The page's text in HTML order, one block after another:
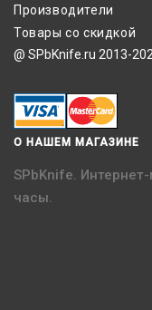
Производители
Товары со скидкой
@ SPbKnife.ru 2013-
О НАШЕМ МАГАЗИНЕ
SPbKnife.
часы.